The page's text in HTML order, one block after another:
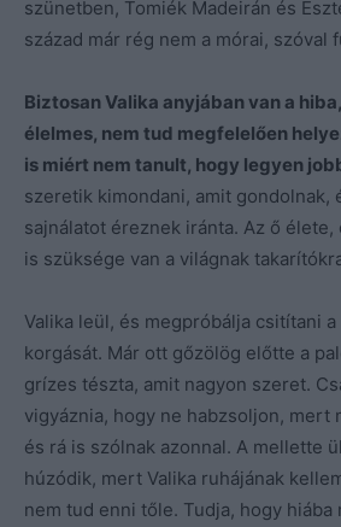
szünetben, Tomiék Madeirán és
század már rég nem a mórai, szóval
Biztosan Valika anyjában van a
élelmes, nem tud megfelelően
is miért nem tanult, hogy legyen
szeretik kimondani, amit gondolnak,
sajnálatot éreznek iránta. Az ő
is szüksége van a világnak
Valika leül, és megpróbálja csitítani a
korgását. Már ott gőzölög előtte a
grízes tészta, amit nagyon szeret.
vigyáznia, hogy ne habzsoljon, mert
és rá is szólnak azonnal. A mellette
húzódik, mert Valika ruhájának
nem tud enni tőle. Tudja, hogy hiába